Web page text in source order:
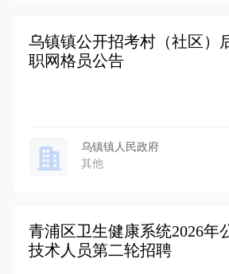
乌镇镇公开招考村（社区）
职网格员公告
乌镇镇人民政府
其他
青浦区卫生健康系统2026年
技术人员第二轮招聘